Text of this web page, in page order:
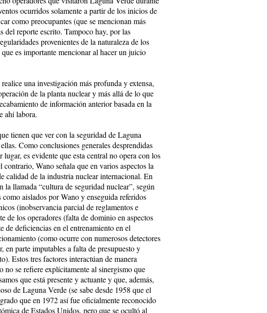
ocurridos solamente a partir de los inicios de
como preocupantes (que se mencionan más
del reporte escrito. Tampoco hay, por las
provenientes de la naturaleza de los
es importante mencionar al hacer un juicio
una investigación más profunda y extensa,
de la planta nuclear y más allá de lo que
de información anterior basada en la
ahí labora.
tienen que ver con la seguridad de Laguna
Como conclusiones generales desprendidas
es evidente que esta central no opera con los
Wano señala que en varios aspectos la
calidad de la industria nuclear internacional. En
llamada “cultura de seguridad nuclear”, según
aislados por Wano y enseguida referidos
(inobservancia parcial de reglamentos e
de los operadores (falta de dominio en aspectos
de deficiencias en el entrenamiento en el
(como ocurre con numerosos detectores
en parte imputables a falta de presupuesto y
Estos tres factores interactúan de manera
no se refiere explícitamente al sinergismo que
que está presente y actuante y que, además,
de Laguna Verde (se sabe desde 1958 que el
que en 1972 así fue oficialmente reconocido
de Estados Unidos, pero que se ocultó al